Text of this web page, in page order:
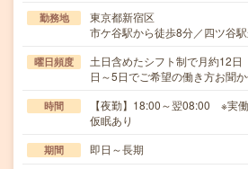
勤務地
東京都新宿区
市ケ谷駅から徒歩8分／四ツ谷
曜日頻度
土日含めたシフト制で月約12
日～5日でご希望の働き方お聞
時間
【夜勤】18:00～翌08:00 ※実
仮眠あり
期間 即日～長期